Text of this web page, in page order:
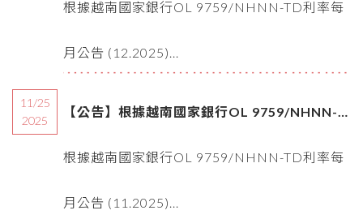
TD利率每月公告 (12.2025)
根據越南國家銀行OL 9759/NHNN-TD利率每
月公告 (12.2025)...
11/25
2025
【公告】根據越南國家銀行OL 9759/NHNN-
TD利率每月公告 (11.2025)
根據越南國家銀行OL 9759/NHNN-TD利率每
月公告 (11.2025)...